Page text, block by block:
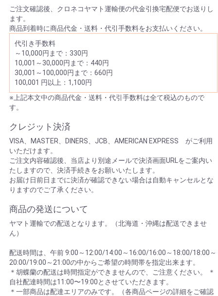
ご注文確認後、クロネコヤマト運輸便の代金引換宅配便でお送りし
ます。
商品到着時に商品代金・送料・代引手数料をお支払いください。
代引き手数料
～10,000円まで：330円
10,001～30,000円まで：440円
30,001～100,000円まで：660円
100,001 円以上：1,100円
※上記本文中の商品代金・送料・代引手数料は全て税込のもので
す。
クレジット決済
VISA、MASTER、DINERS、JCB、AMERICAN EXPRESS がご利用
いただけます。
ご注文内容確認後、当店より別途メールで決済画面URLをご案内い
たしますので、決済手続きをお願いいたします。
お届け日前日までに決済が確認できない場合は自動キャンセルとな
りますのでご了承ください。
商品の発送について
ヤマト運輸での配送となります。（北海道・沖縄は配送できませ
ん）
配送時間は、午前 9:00～12:00/14:00～16:00/16:00～18:00/18:00～
20:00/19:00～21:00の中からご希望の時間帯を指定出来ます。
＊胡蝶蘭の配送は時間指定ができませんので、ご注意ください。 ＊
自社配達時間は11:00〜19:00とさせていただきます。
＊一部商品は配達エリアのみです。（各商品ページの詳細をご確認